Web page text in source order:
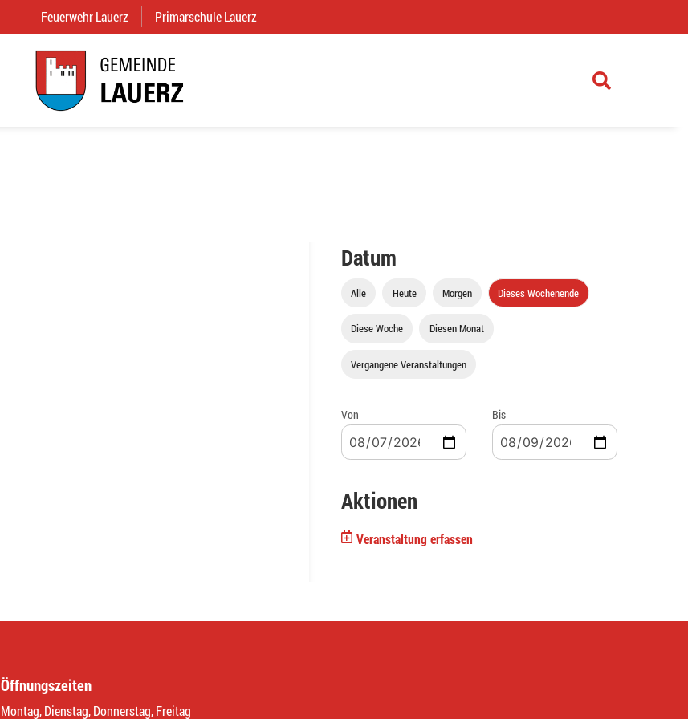
Feuerwehr Lauerz (External Link)
Primarschule Lauerz
Datum
Alle Heute Morgen Dieses Wochenende
Diese Woche Diesen Monat
Vergangene Veranstaltungen
Von Bis
Aktionen
Veranstaltung erfassen
Öffnungszeiten
Montag, Dienstag, Donnerstag, Freitag